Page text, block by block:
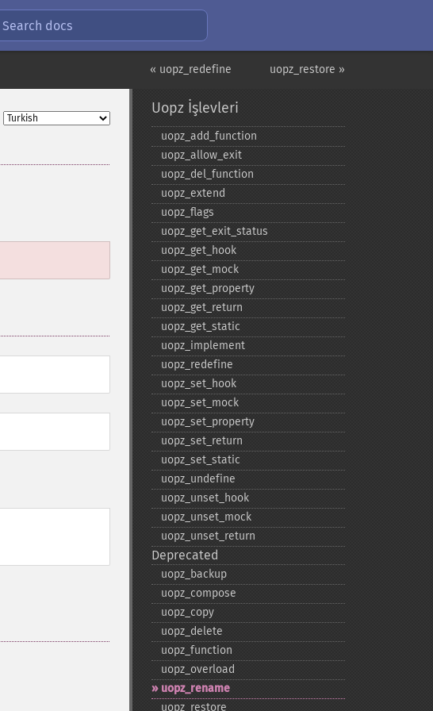
Search docs
uopz_restore »
« uopz_redefine
Uopz İşlevleri
uopz_​add_​function
uopz_​allow_​exit
uopz_​del_​function
uopz_​extend
uopz_​flags
uopz_​get_​exit_​status
uopz_​get_​hook
uopz_​get_​mock
uopz_​get_​property
uopz_​get_​return
uopz_​get_​static
uopz_​implement
uopz_​redefine
uopz_​set_​hook
uopz_​set_​mock
uopz_​set_​property
uopz_​set_​return
uopz_​set_​static
uopz_​undefine
uopz_​unset_​hook
uopz_​unset_​mock
uopz_​unset_​return
Deprecated
uopz_​backup
uopz_​compose
uopz_​copy
uopz_​delete
uopz_​function
uopz_​overload
uopz_​rename
uopz_​restore